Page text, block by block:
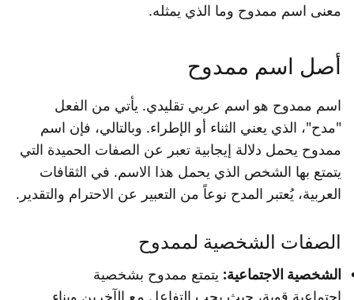
معنى اسم ممدوح وما الذي يمثله.
أصل اسم ممدوح
اسم ممدوح هو اسم عربي تقليدي. يأتي من الفعل
"مدح"، الذي يعني الثناء أو الإطراء. وبالتالي، فإن اسم
ممدوح يحمل دلالة إيجابية تعبر عن الصفات الحميدة التي
يتمتع بها الشخص الذي يحمل هذا الاسم. في الثقافات
العربية، يُعتبر المدح نوعاً من التعبير عن الاحترام والتقدير.
الصفات الشخصية لممدوح
الشخصية الاجتماعية: يتمتع ممدوح بشخصية